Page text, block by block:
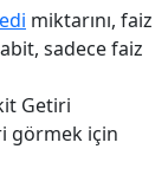
miktarını, faiz
sadece faiz
Getiri
görmek için